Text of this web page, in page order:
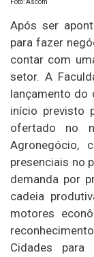
Foto: Ascom
Após ser
para fazer
contar com
setor. A
lançamento do
início previsto
ofertado no
Agronegócio,
presenciais no
demanda por
cadeia
motores
Cidades para